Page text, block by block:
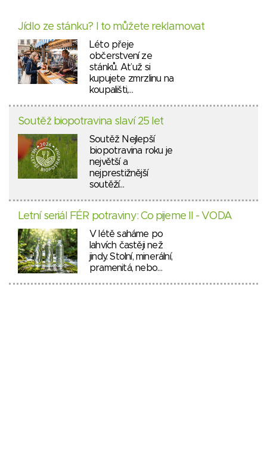
Jídlo ze stánku? I to můžete reklamovat
Léto přeje
občerstvení ze
stánků. Ať už si
kupujete zmrzlinu na
koupališti,…
Soutěž biopotravina slaví 25 let
Soutěž Nejlepší
biopotravina roku je
největší a
nejprestižnější
soutěží…
Letní seriál FÉR potraviny: Co pijeme II - VODA
V létě saháme po
lahvích častěji než
jindy. Stolní, minerální,
pramenitá, nebo…